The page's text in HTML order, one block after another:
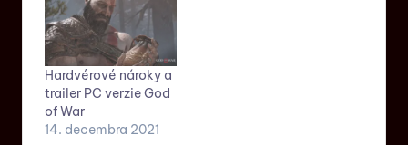
Hardvérové nároky a
trailer PC verzie God
of War
14. decembra 2021